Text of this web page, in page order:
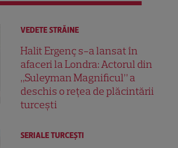
VEDETE STRĂINE
Halit Ergenç s-a lansat în
afaceri la Londra: Actorul din
„Suleyman Magnificul” a
deschis o rețea de plăcintării
turcești
SERIALE TURCEŞTI